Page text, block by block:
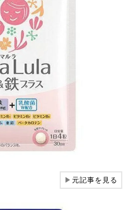
▶元記事を見る